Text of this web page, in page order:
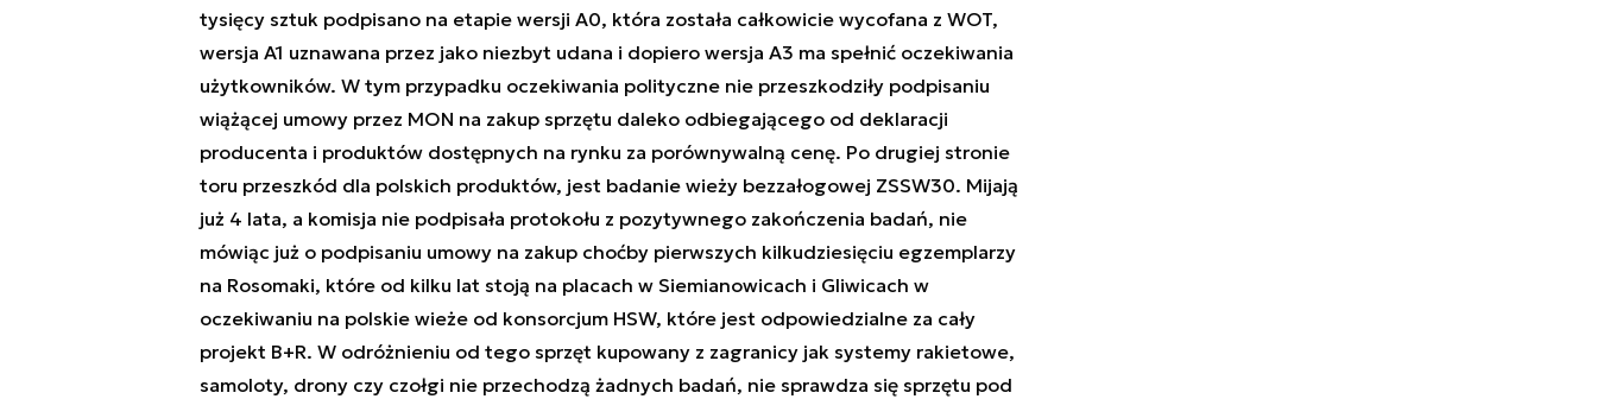
tysięcy sztuk podpisano na etapie wersji A0, która została całkowicie wycofana z WOT,
wersja A1 uznawana przez jako niezbyt udana i dopiero wersja A3 ma spełnić oczekiwania
użytkowników. W tym przypadku oczekiwania polityczne nie przeszkodziły podpisaniu
wiążącej umowy przez MON na zakup sprzętu daleko odbiegającego od deklaracji
producenta i produktów dostępnych na rynku za porównywalną cenę. Po drugiej stronie
toru przeszkód dla polskich produktów, jest badanie wieży bezzałogowej ZSSW30. Mijają
już 4 lata, a komisja nie podpisała protokołu z pozytywnego zakończenia badań, nie
mówiąc już o podpisaniu umowy na zakup choćby pierwszych kilkudziesięciu egzemplarzy
na Rosomaki, które od kilku lat stoją na placach w Siemianowicach i Gliwicach w
oczekiwaniu na polskie wieże od konsorcjum HSW, które jest odpowiedzialne za cały
projekt B+R. W odróżnieniu od tego sprzęt kupowany z zagranicy jak systemy rakietowe,
samoloty, drony czy czołgi nie przechodzą żadnych badań, nie sprawdza się sprzętu pod